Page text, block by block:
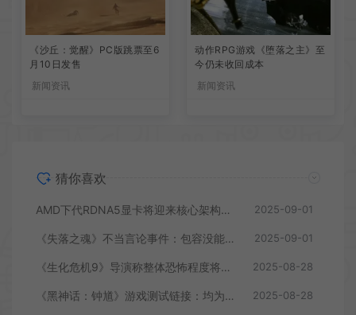
《沙丘：觉醒》PC版跳票至6
月10日发售
新闻资讯
动作RPG游戏《堕落之主》至
今仍未收回成本
新闻资讯
猜你喜欢
AMD下代RDNA5显卡将迎来核心架构大幅升级 2025-09-01
《失落之魂》不当言论事件：包容没能消解过激言论 2025-09-01
《生化危机9》导演称整体恐怖程度将进一步提升 2025-08-28
《黑神话：钟馗》游戏测试链接：均为骗子 2025-08-28